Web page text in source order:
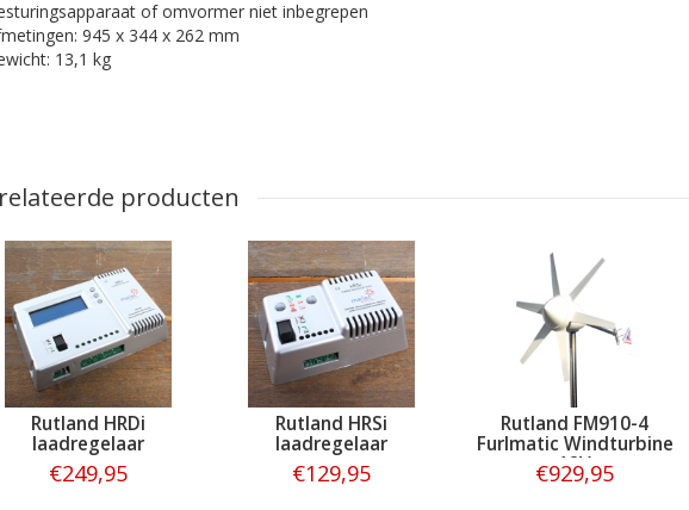
of omvormer niet inbegrepen
945 x 344 x 262 mm
13,1 kg
producten
Rutland HRDi
laadregelaar
€249,95
Rutland HRSi
laadregelaar
€129,95
Rutland FM910-4
Furlmatic Windturbine
12V
€929,95